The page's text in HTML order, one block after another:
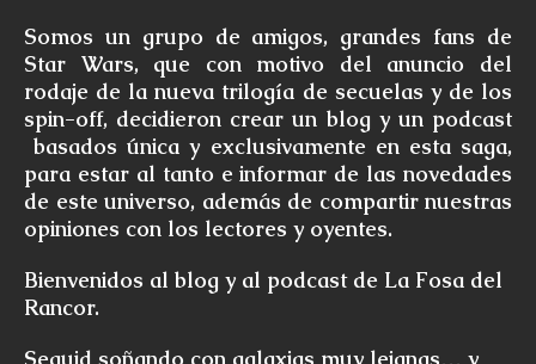
Somos un grupo de amigos, grandes fans de
Star Wars, que con motivo del anuncio del
rodaje de la nueva trilogía de secuelas y de los
spin-off, decidieron crear un blog y un podcast
basados única y exclusivamente en esta saga,
para estar al tanto e informar de las novedades
de este universo, además de compartir nuestras
opiniones con los lectores y oyentes.
Bienvenidos al blog y al podcast de La Fosa del
Rancor.